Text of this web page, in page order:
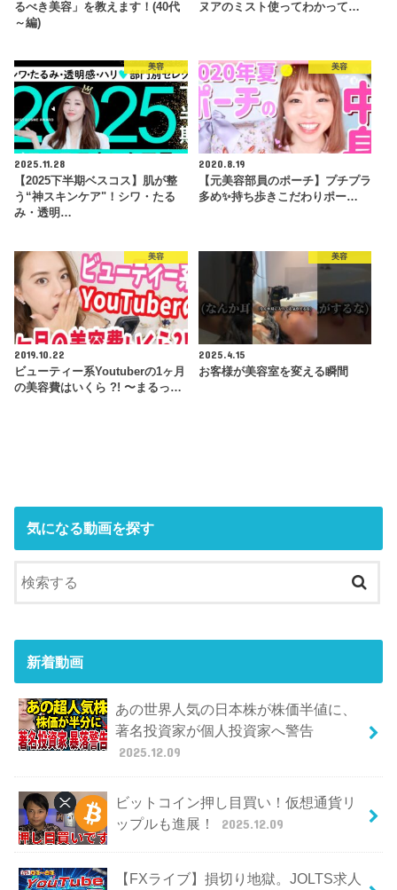
るべき美容」を教えます！(40代
～編)
ヌアのミスト使ってわかって…
美容
2025.11.28
【2025下半期ベスコス】肌が整
う“神スキンケア"！シワ・たる
み・透明…
美容
2020.8.19
【元美容部員のポーチ】プチプラ
多め✨持ち歩きこだわりポー…
美容
2019.10.22
ビューティー系Youtuberの1ヶ月
の美容費はいくら ?! 〜まるっ…
美容
2025.4.15
お客様が美容室を変える瞬間
気になる動画を探す
新着動画
あの世界人気の日本株が株価半値に、
著名投資家が個人投資家へ警告
2025.12.09
ビットコイン押し目買い！仮想通貨リ
ップルも進展！
2025.12.09
【FXライブ】損切り地獄。JOLTS求人